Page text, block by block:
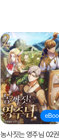
농사짓는 영주님 02권